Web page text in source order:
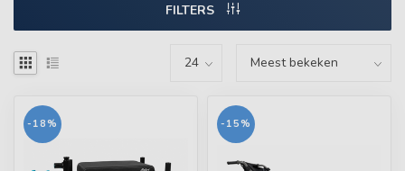
FILTERS
-18% -15%